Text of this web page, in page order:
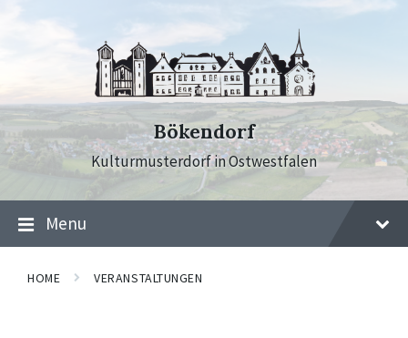
Bökendorf
Kulturmusterdorf in Ostwestfalen
Menu
HOME VERANSTALTUNGEN